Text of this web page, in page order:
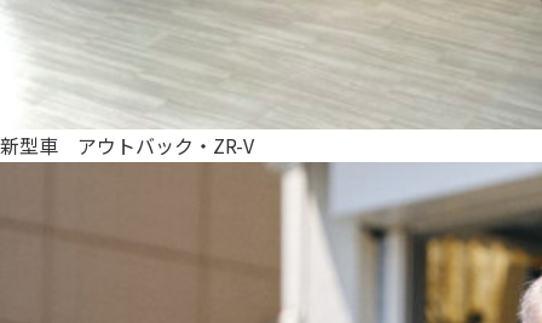
新型車 アウトバック・ZR-V